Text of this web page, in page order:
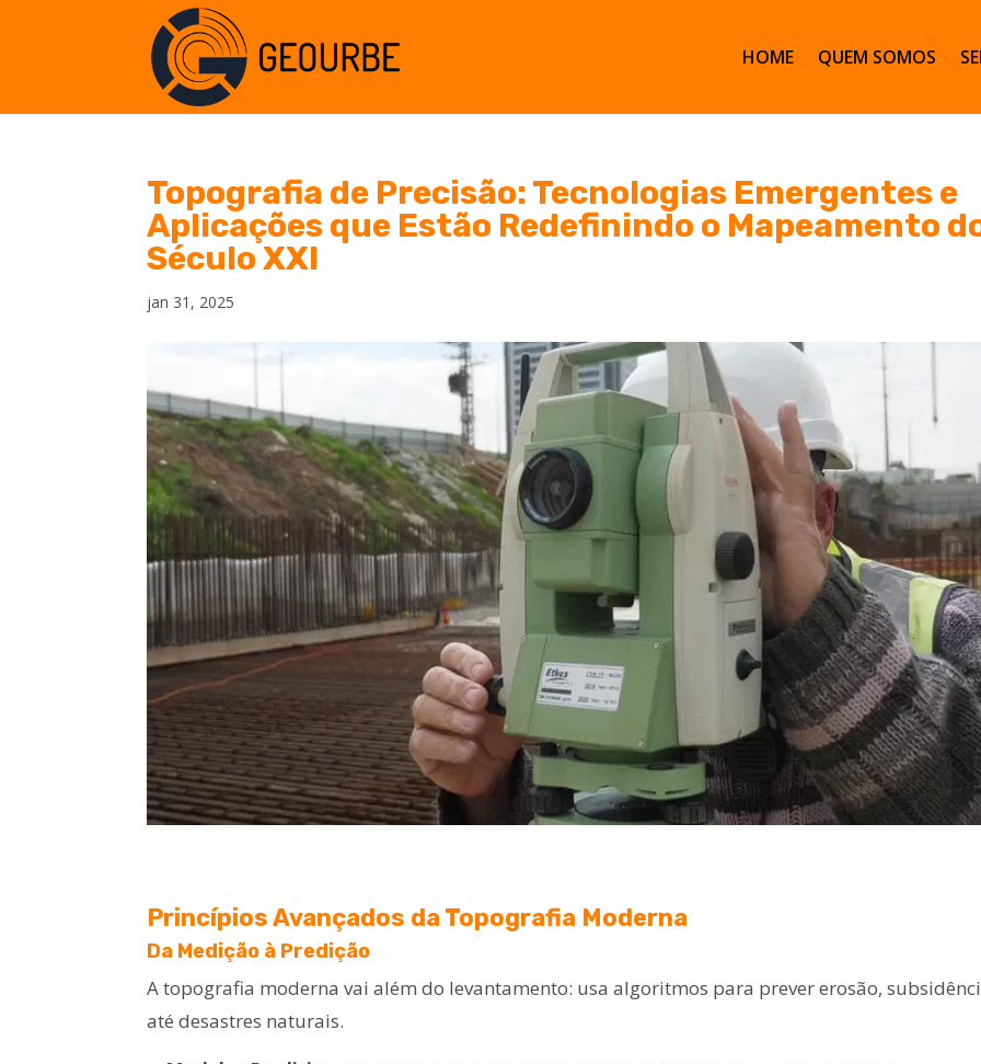
HOME QUEM SOMOS
Topografia de Precisão: Tecnologias Emergentes e
Aplicações que Estão Redefinindo o Mapeamento
Século XXI
jan 31, 2025
Princípios Avançados da Topografia Moderna
Da Medição à Predição
A topografia moderna vai além do levantamento: usa algoritmos para prever erosão,
até desastres naturais.